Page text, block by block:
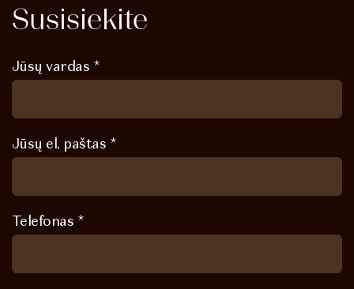
Susisiekite
Jūsų vardas *
Jūsų el. paštas *
Telefonas *